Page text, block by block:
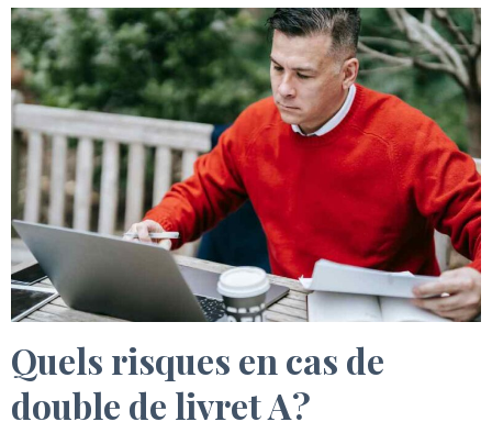
Quels risques en cas de
double de livret A ?